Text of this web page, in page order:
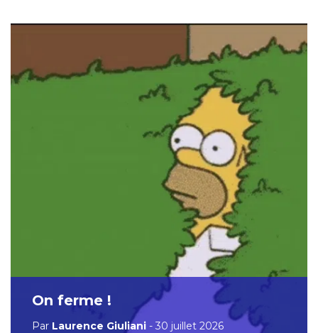
On ferme !
Par Laurence Giuliani - 30 juillet 2026